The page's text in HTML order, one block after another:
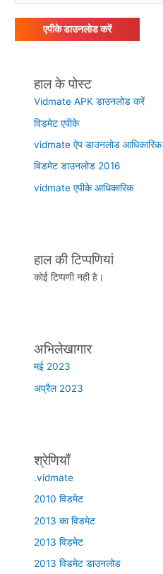
एपीके डाउनलोड करें
हाल के पोस्ट
Vidmate APK डाउनलोड करें
विडमेट एपीके
vidmate ऐप डाउनलोड आधिकारिक
विडमेट डाउनलोड 2016
vidmate एपीके आधिकारिक
हाल की टिप्पणियां
कोई टिप्पणी नही है।
अभिलेखागार
मई 2023
अप्रैल 2023
श्रेणियाँ
.vidmate
2010 विडमेट
2013 का विडमेट
2013 विडमेट
2013 विडमेट डाउनलोड